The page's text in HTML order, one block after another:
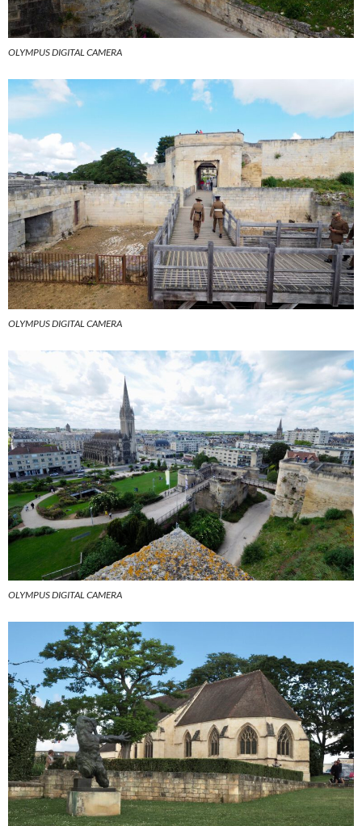
OLYMPUS DIGITAL CAMERA
OLYMPUS DIGITAL CAMERA
OLYMPUS DIGITAL CAMERA